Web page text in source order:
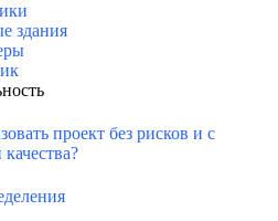
здания
проект без рисков и с